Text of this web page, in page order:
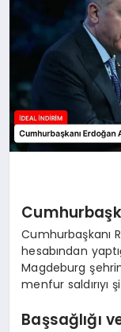
Cumhurbaşkanı
hesabından
Magdeburg
menfur saldırıyı
Başsağlığı